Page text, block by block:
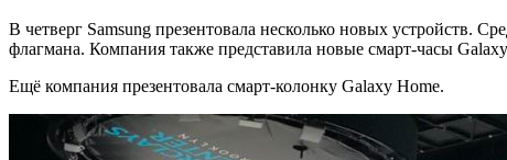
В четверг Samsung презентовала несколько новых устройств.
флагмана. Компания также представила новые смарт-часы
Ещё компания презентовала смарт-колонку Galaxy Home.